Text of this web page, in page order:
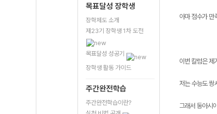
목표달성 장학생
장학제도 소개
제23기 장학생 1차 도전
목표달성 성공기
장학생 활동 가이드
주간완전학습
주간완전학습이란?
아마 점수가 만
이번 칼럼은 제
저는 수능도 쌍
그래서 동아시